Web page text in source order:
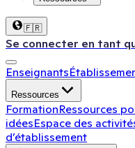
🇫🇷
Se connecter en tant
Enseignants
Ressources
FormationRessources
idéesEspace des
d’établissement